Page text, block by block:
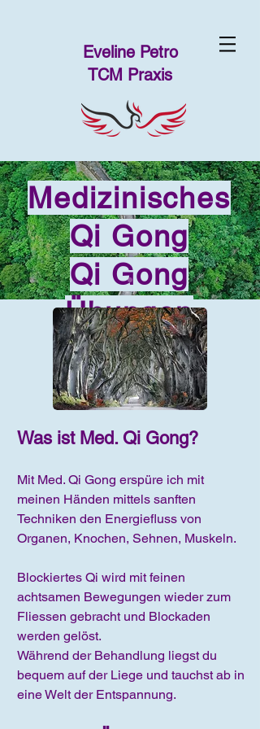
Eveline Petro
TCM Praxis
Medizinisches
Qi Gong
Qi Gong
Übungen
Was ist Med. Qi Gong?
Mit Med. Qi Gong erspüre ich mit
meinen Händen mittels sanften
Techniken den Energiefluss von
Organen, Knochen, Sehnen, Muskeln.
Blockiertes Qi wird mit feinen
achtsamen Bewegungen wieder zum
Fliessen gebracht und Blockaden
werden gelöst.
Während der Behandlung liegst du
bequem auf der Liege und tauchst ab in
eine Welt der Entspannung.